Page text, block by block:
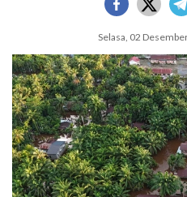
Selasa, 02